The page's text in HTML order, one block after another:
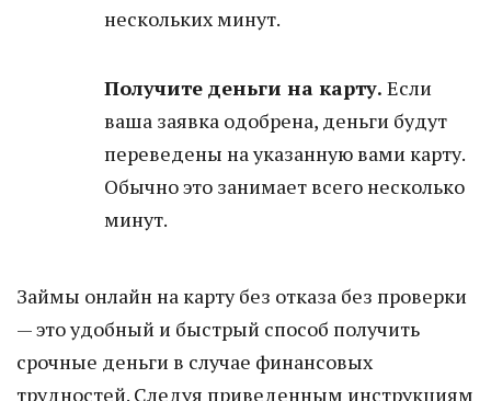
нескольких минут.
Получите деньги на карту. Если
ваша заявка одобрена, деньги будут
переведены на указанную вами карту.
Обычно это занимает всего несколько
минут.
Займы онлайн на карту без отказа без проверки
— это удобный и быстрый способ получить
срочные деньги в случае финансовых
трудностей. Следуя приведенным инструкциям